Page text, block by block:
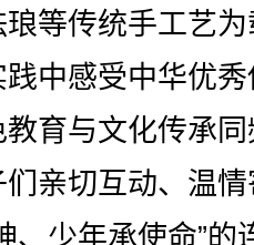
等传统手工艺
中感受中华优
育与文化传承
亲切互动、温
、少年承使命”的